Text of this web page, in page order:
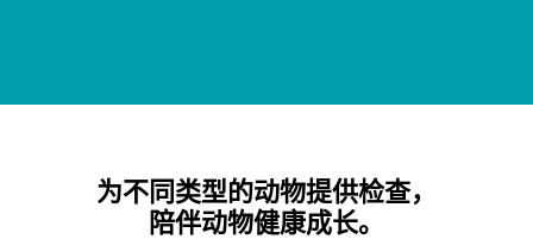
为不同类型的动物提供检查，
陪伴动物健康成长。